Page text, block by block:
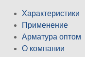
Характеристики
Применение
Арматура оптом
О компании